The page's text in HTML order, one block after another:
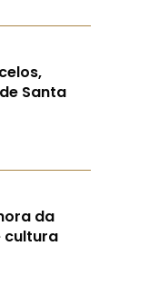
Santa
da
cultura